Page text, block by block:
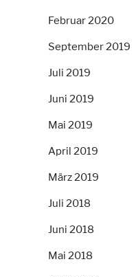
Februar 2020
September 2019
Juli 2019
Juni 2019
Mai 2019
April 2019
März 2019
Juli 2018
Juni 2018
Mai 2018